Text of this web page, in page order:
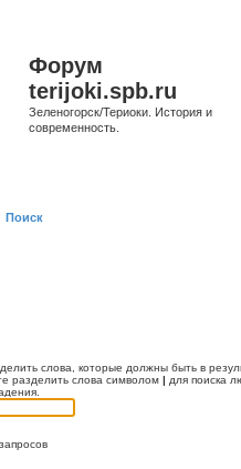
Форум
terijoki.spb.ru
Зеленогорск/Териоки. История и
современность.
Поиск
слова, которые должны быть в
разделить слова символом | для поиска